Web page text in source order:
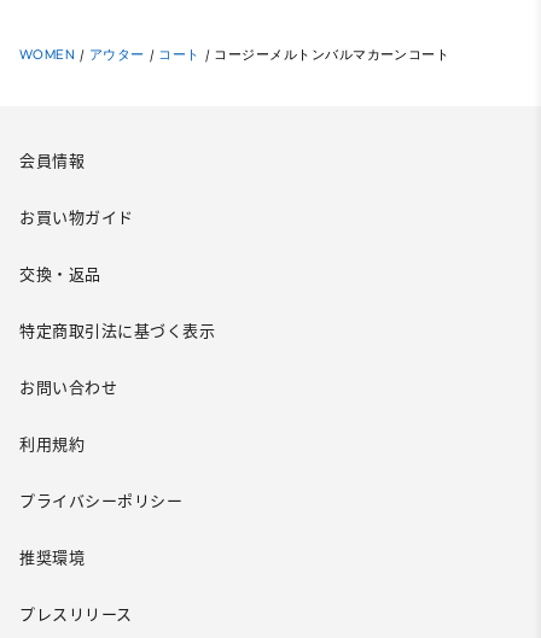
WOMEN / アウター / コート / コージーメルトンバルマカーンコート
会員情報
お買い物ガイド
交換・返品
特定商取引法に基づく表示
お問い合わせ
利用規約
プライバシーポリシー
推奨環境
プレスリリース